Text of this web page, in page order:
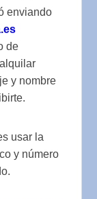
enviando
de
y nombre
usar la
y número